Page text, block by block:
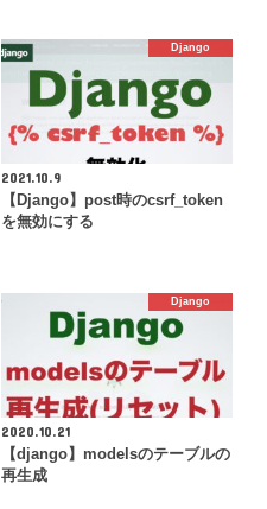
Django
2021.10.9
【Django】post時のcsrf_token
を無効にする
Django
2020.10.21
【django】modelsのテーブルの
再生成